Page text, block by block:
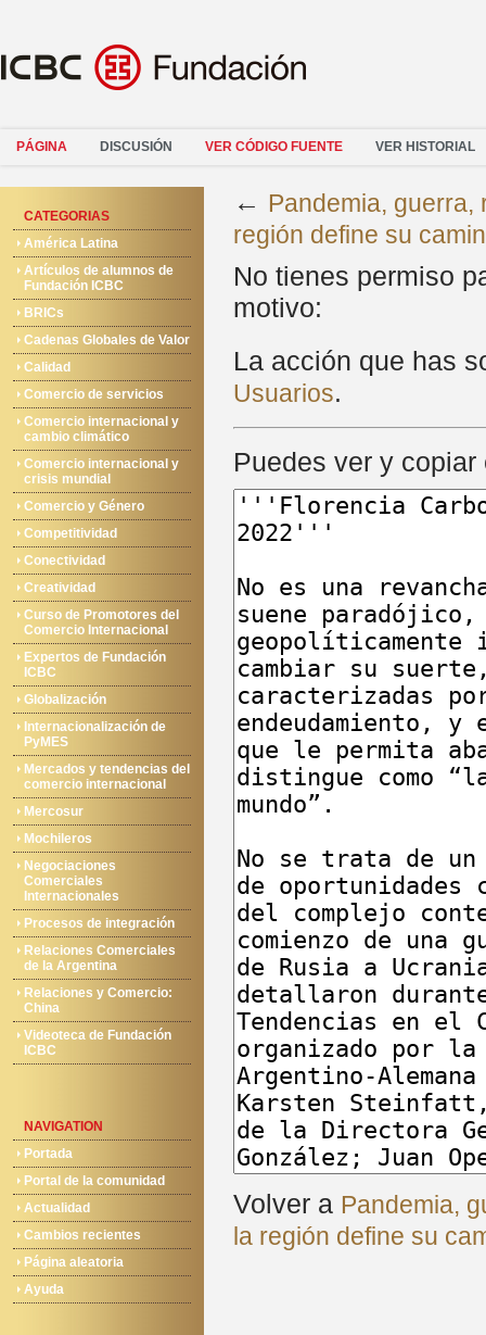
PÁGINA DISCUSIÓN VER CÓDIGO FUENTE VER HISTORIAL
CATEGORIAS
América Latina
Artículos de alumnos de
Fundación ICBC
BRICs
Cadenas Globales de Valor
Calidad
Comercio de servicios
Comercio internacional y
cambio climático
Comercio internacional y
crisis mundial
Comercio y Género
Competitividad
Conectividad
Creatividad
Curso de Promotores del
Comercio Internacional
Expertos de Fundación
ICBC
Globalización
Internacionalización de
PyMES
Mercados y tendencias del
comercio internacional
Mercosur
Mochileros
Negociaciones
Comerciales
Internacionales
Procesos de integración
Relaciones Comerciales
de la Argentina
Relaciones y Comercio:
China
Videoteca de Fundación
ICBC
NAVIGATION
Portada
Portal de la comunidad
Actualidad
Cambios recientes
Página aleatoria
Ayuda
← Pandemia,
región define su
No tienes permiso
motivo:
La acción que has
Usuarios.
Puedes ver y
Volver a Pandemia,
la región define su